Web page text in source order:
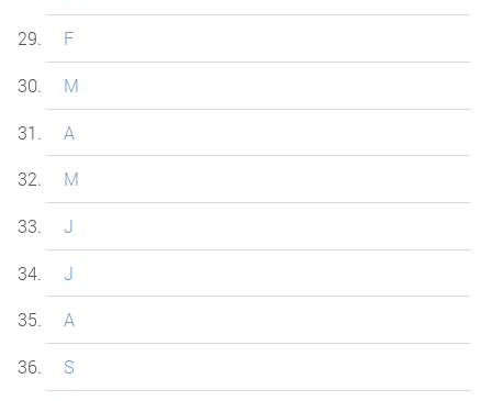
F
M
A
M
J
J
A
S